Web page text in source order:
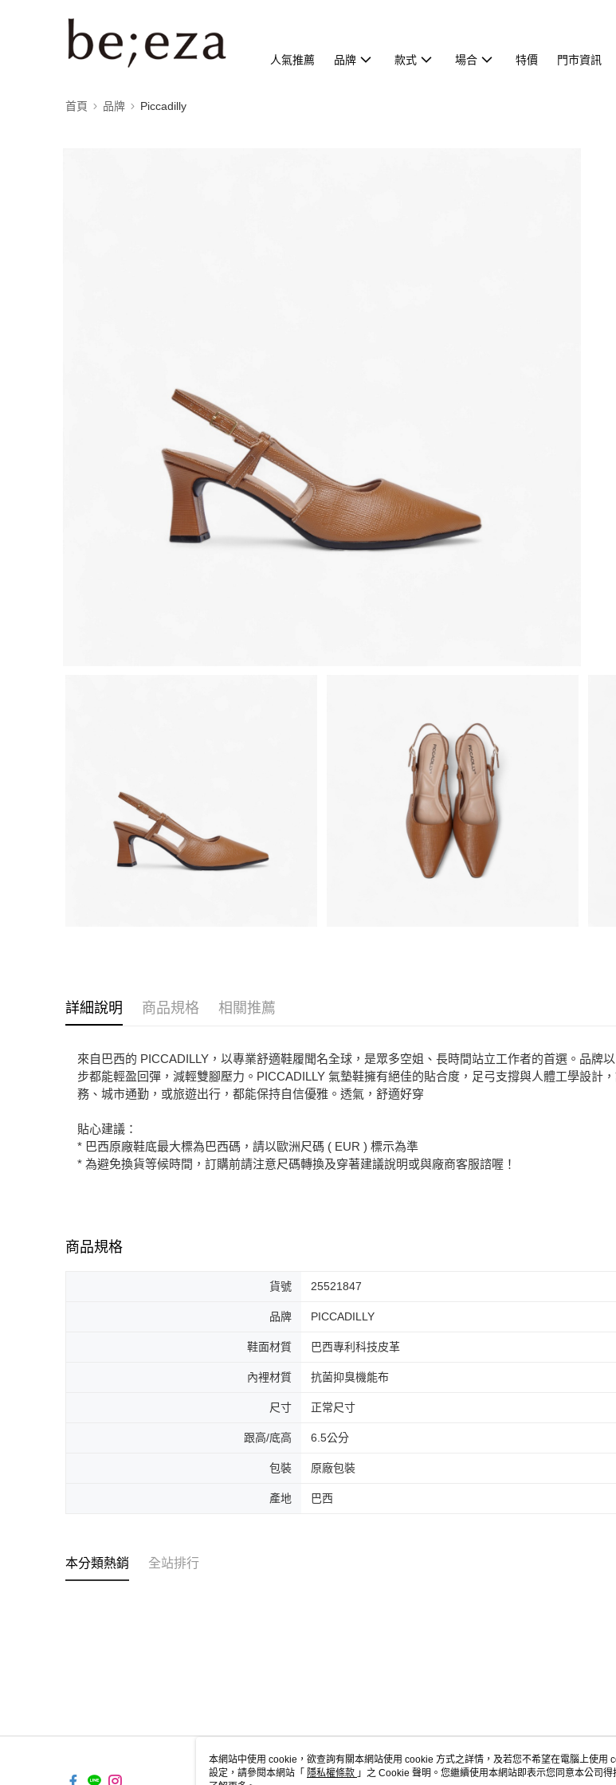
人氣推薦 品牌 款式 場合 特價 門市資訊
首頁 品牌 Piccadilly
詳細說明 商品規格 相關推薦
來自巴西的 PICCADILLY，以專業舒適鞋履聞名全球，是眾多空姐、長時間站立工作者的首選。品牌
步都能輕盈回彈，減輕雙腳壓力。PICCADILLY 氣墊鞋擁有絕佳的貼合度，足弓支撐與人體工學設計
務、城市通勤，或旅遊出行，都能保持自信優雅。透氣，舒適好穿
貼心建議：
* 巴西原廠鞋底最大標為巴西碼，請以歐洲尺碼 ( EUR ) 標示為準
* 為避免換貨等候時間，訂購前請注意尺碼轉換及穿著建議說明或與廠商客服諮喔！
商品規格
貨號 25521847
品牌 PICCADILLY
鞋面材質 巴西專利科技皮革
內裡材質 抗菌抑臭機能布
尺寸 正常尺寸
跟高/底高 6.5公分
包裝 原廠包裝
產地 巴西
本分類熱銷 全站排行
關於我們
本網站中使用 cookie，欲查詢有關本網站使用 cookie 方式之詳情，及若您不希望在電腦上使用
設定，請參閱本網站「 隱私權條款 」之 Cookie 聲明。您繼續使用本網站即表示您同意本公司